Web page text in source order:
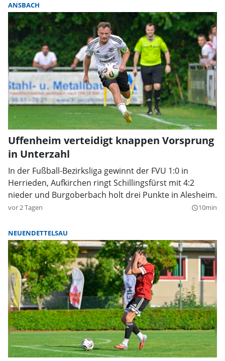
ANSBACH
Uffenheim verteidigt knappen Vorsprung
in Unterzahl
In der Fußball-Bezirksliga gewinnt der FVU 1:0 in
Herrieden, Aufkirchen ringt Schillingsfürst mit 4:2
nieder und Burgoberbach holt drei Punkte in Alesheim.
vor 2 Tagen query_builder10min
NEUENDETTELSAU